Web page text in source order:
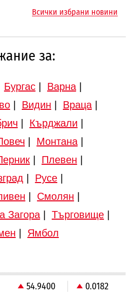
Всички избрани новини
за:
Бургас| Варна|
| Видин Враца|
Кърджали
Монтана|
| Плевен
Русе|
Смолян
Загора| Търговище|
Ямбол
54.9400
0.0182